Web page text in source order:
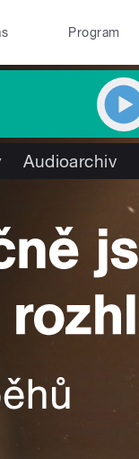
Program
Audioarchiv